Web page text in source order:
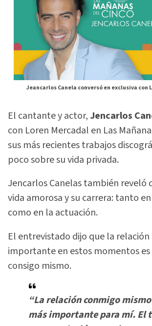
Jeancarlos Canela conversó en exclusiva con
El cantante y actor,Jencarlos
con Loren Mercadal en Las
sus más recientes trabajos
poco sobre su vida privada.
Jencarlos Canelas también reveló
vida amorosa y su carrera: tanto
como en la actuación.
El entrevistado dijo que la relación
importante en estos momentos
consigo mismo.
“La relación conmigo
más importante para mí. El